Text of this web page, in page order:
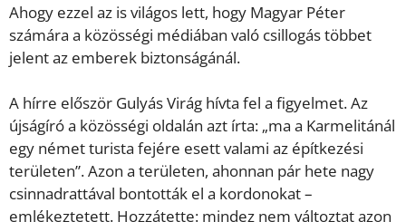
Ahogy ezzel az is világos lett, hogy Magyar Péter
számára a közösségi médiában való csillogás többet
jelent az emberek biztonságánál.
A hírre először Gulyás Virág hívta fel a figyelmet. Az
újságíró a közösségi oldalán azt írta: „ma a Karmelitánál
egy német turista fejére esett valami az építkezési
területen”. Azon a területen, ahonnan pár hete nagy
csinnadrattával bontották el a kordonokat –
emlékeztetett. Hozzátette: mindez nem változtat azon